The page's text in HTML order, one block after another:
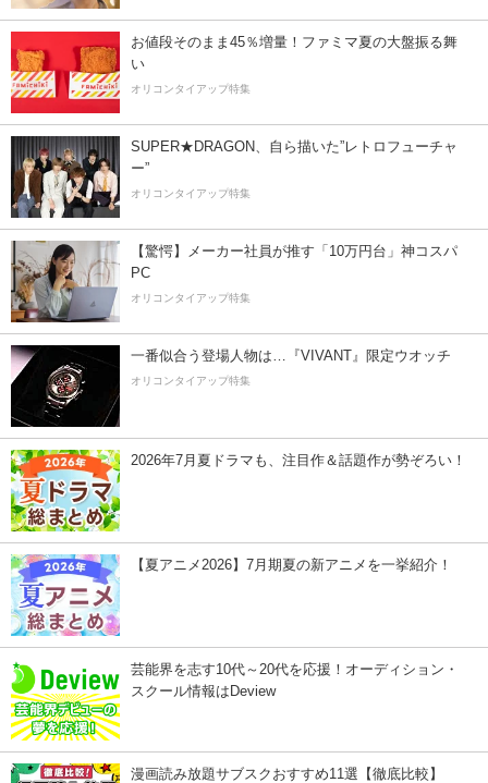
お値段そのまま45％増量！ファミマ夏の大盤振る舞
い
オリコンタイアップ特集
SUPER★DRAGON、自ら描いた”レトロフューチャ
ー”
オリコンタイアップ特集
【驚愕】メーカー社員が推す「10万円台」神コスパ
PC
オリコンタイアップ特集
一番似合う登場人物は…『VIVANT』限定ウオッチ
オリコンタイアップ特集
2026年7月夏ドラマも、注目作＆話題作が勢ぞろい！
【夏アニメ2026】7月期夏の新アニメを一挙紹介！
芸能界を志す10代～20代を応援！オーディション・
スクール情報はDeview
漫画読み放題サブスクおすすめ11選【徹底比較】